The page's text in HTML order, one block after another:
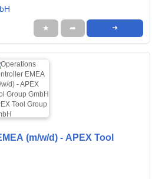
★ ➦ ➜
(m/w/d) - APEX Tool